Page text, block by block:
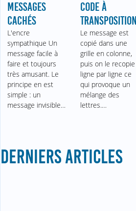
MESSAGES
CACHÉS
L'encre
sympathique Un
message facile à
faire et toujours
très amusant. Le
principe en est
simple : un
message invisible…
CODE À
TRANSPOSITION
Le message est
copié dans une
grille en colonne,
puis on le recopie
ligne par ligne ce
qui provoque un
mélange des
lettres.…
DERNIERS ARTICLES